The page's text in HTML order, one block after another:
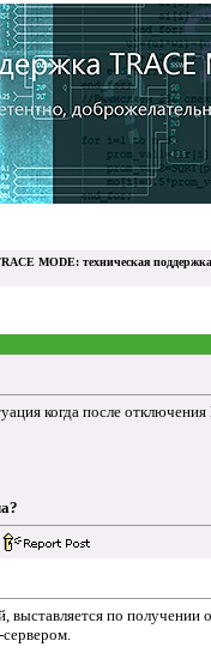
MODE: техническая поддержка
когда после
выставляется по
сервером.